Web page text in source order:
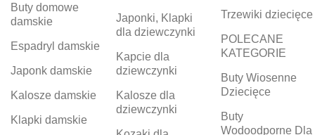
Buty domowe
damskie
Espadryl damskie
Japonk damskie
Kalosze damskie
Klapki damskie
Japonki, Klapki
dla dziewczynki
Kapcie dla
dziewczynki
Kalosze dla
dziewczynki
Trzewiki dziecięce
POLECANE
KATEGORIE
Buty Wiosenne
Dziecięce
Buty
Wodoodporne Dla